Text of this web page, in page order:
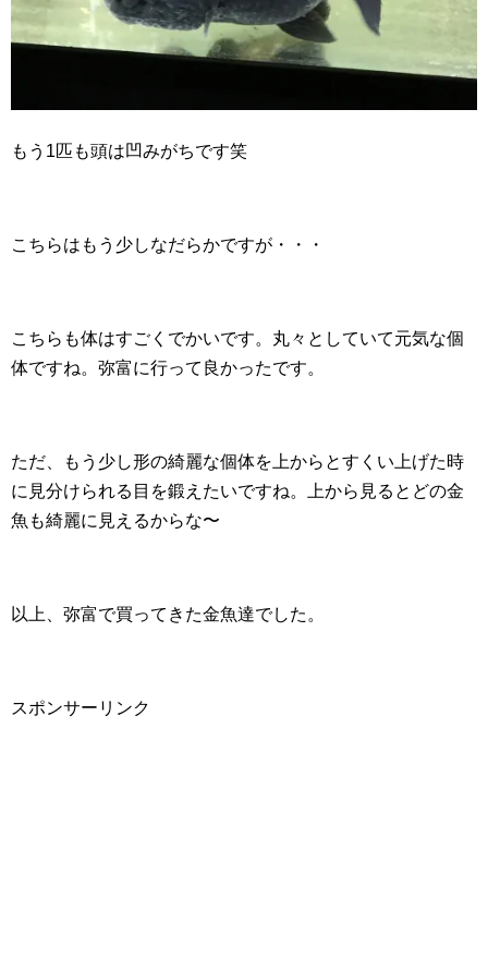
もう1匹も頭は凹みがちです笑
こちらはもう少しなだらかですが・・・
こちらも体はすごくでかいです。丸々としていて元気な個
体ですね。弥富に行って良かったです。
ただ、もう少し形の綺麗な個体を上からとすくい上げた時
に見分けられる目を鍛えたいですね。上から見るとどの金
魚も綺麗に見えるからな〜
以上、弥富で買ってきた金魚達でした。
スポンサーリンク